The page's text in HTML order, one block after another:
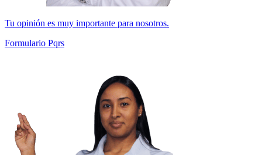
Tu opinión es muy importante para nosotros.
Formulario Pqrs